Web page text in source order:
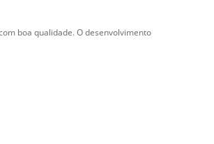
boa qualidade. O desenvolvimento